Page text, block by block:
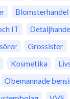
Blomsterhandel
IT
Grossister
Kosmetika
Obemannade